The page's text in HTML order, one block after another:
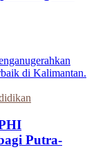
Putra-